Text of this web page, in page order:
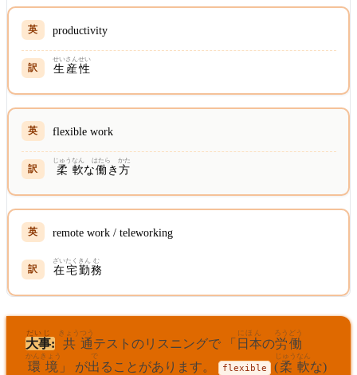
productivity
生
せい
産
さん
性
せい
flexible work
柔
じゅう
軟
なん
な働
はたら
き方
かた
remote work / teleworking
在
ざい
宅
たく
勤
きん
務
む
大事
だいじ
: 共
きょう
通
つう
テストのリスニングで 「 日本
にほん
の労
ろう
働
どう
環境
かんきょう
」 が出
で
ることがあります。 flexible (柔
じゅう
軟
なん
な)